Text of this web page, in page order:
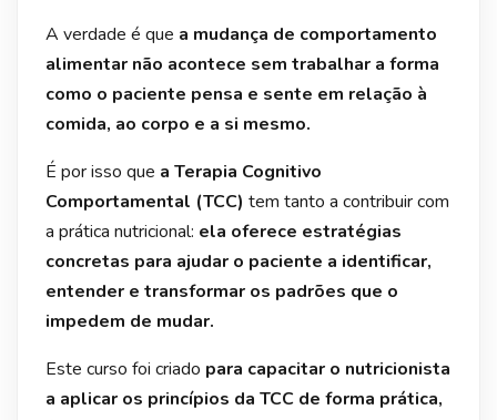
A verdade é que a mudança de comportamento
alimentar não acontece sem trabalhar a forma
como o paciente pensa e sente em relação à
comida, ao corpo e a si mesmo.
É por isso que a Terapia Cognitivo
Comportamental (TCC) tem tanto a contribuir com
a prática nutricional: ela oferece estratégias
concretas para ajudar o paciente a identificar,
entender e transformar os padrões que o
impedem de mudar.
Este curso foi criado para capacitar o nutricionista
a aplicar os princípios da TCC de forma prática,